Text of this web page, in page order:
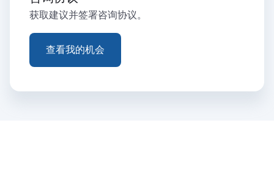
获取建议并签署咨询协议。
查看我的机会